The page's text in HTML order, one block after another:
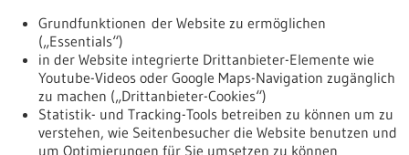
Zurück zur Ergebnisliste
Nach oben
Grundfunktionen der Website zu ermöglichen
(„Essentials“)
in der Website integrierte Drittanbieter-Elemente wie
Youtube-Videos oder Google Maps-Navigation zugänglich
zu machen („Drittanbieter-Cookies“)
Statistik- und Tracking-Tools betreiben zu können um zu
verstehen, wie Seitenbesucher die Website benutzen und
um Optimierungen für Sie umsetzen zu können